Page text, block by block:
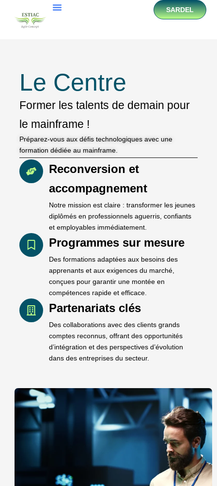
SARDEL
Le Centre
Former les talents de demain pour
le mainframe !
Préparez-vous aux défis technologiques avec une
formation dédiée au mainframe.
Reconversion et
accompagnement
Notre mission est claire : transformer les jeunes
diplômés en professionnels aguerris, confiants
et employables immédiatement.
Programmes sur mesure
Des formations adaptées aux besoins des
apprenants et aux exigences du marché,
conçues pour garantir une montée en
compétences rapide et efficace.
Partenariats clés
Des collaborations avec des clients grands
comptes reconnus, offrant des opportunités
d’intégration et des perspectives d’évolution
dans des entreprises du secteur.